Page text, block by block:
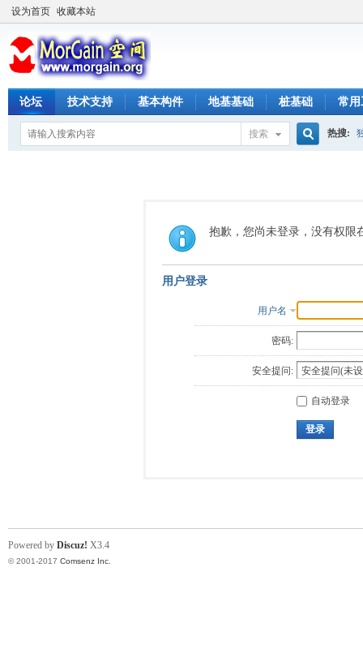
设为首页 收藏本站
论坛 技术支持 基本构件 地基基础 桩基础 常用
搜索
索
热搜:
抱歉，您尚未登录，没有权限
用户登录
用户名
密码:
安全提问:
自动登录
登录
Powered by Discuz! X3.4
© 2001-2017 Comsenz Inc.